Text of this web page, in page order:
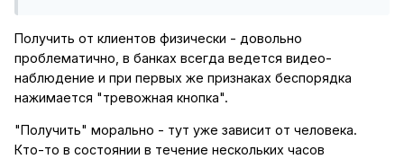
Получить от клиентов физически - довольно
проблематично, в банках всегда ведется видео-
наблюдение и при первых же признаках беспорядка
нажимается "тревожная кнопка".
"Получить" морально - тут уже зависит от человека.
Кто-то в состоянии в течение нескольких часов